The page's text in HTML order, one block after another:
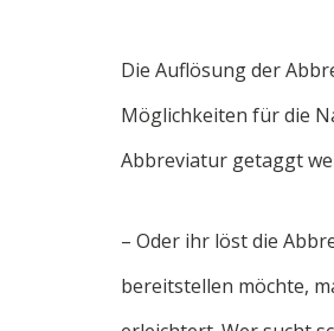
Die Auflösung der
Möglichkeiten für die
Abbreviatur getaggt
– Oder ihr löst die
bereitstellen möchte,